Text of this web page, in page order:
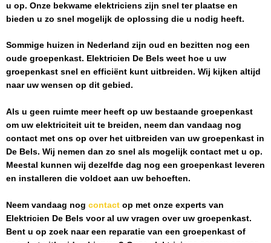
u op. Onze bekwame elektriciens zijn snel ter plaatse en
bieden u zo snel mogelijk de oplossing die u nodig heeft.
Sommige huizen in Nederland zijn oud en bezitten nog een
oude groepenkast. Elektricien De Bels weet hoe u uw
groepenkast snel en efficiënt kunt uitbreiden. Wij kijken altijd
naar uw wensen op dit gebied.
Als u geen ruimte meer heeft op uw bestaande groepenkast
om uw elektriciteit uit te breiden, neem dan vandaag nog
contact met ons op over het uitbreiden van uw groepenkast in
De Bels. Wij nemen dan zo snel als mogelijk contact met u op.
Meestal kunnen wij dezelfde dag nog een groepenkast leveren
en installeren die voldoet aan uw behoeften.
Neem vandaag nog contact op met onze experts van
Elektricien De Bels voor al uw vragen over uw groepenkast.
Bent u op zoek naar een reparatie van een groepenkast of